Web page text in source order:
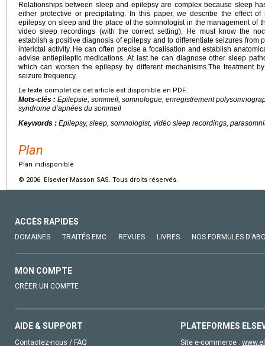
Relationships between sleep and epilepsy are complex because sleep
either protective or precipitating. In this paper, we describe the effect
epilepsy on sleep and the place of the somnologist in the management of
video sleep recordings (with the correct setting). He must know the
establish a positive diagnosis of epilepsy and to differentiate seizures from
interictal activity. He can often precise a focalisation and establish
advise antiepileptic medications. At last he can diagnose other sleep
which can worsen the epilepsy by different mechanisms.The treatment
seizure frequency.
Le texte complet de cet article est disponible en PDF.
Mots-clés : Epilepsie, sommeil, somnologue, enregistrement
syndrome d’apnées du sommeil
Keywords : Epilepsy, sleep, somnologist, vidéo sleep recordings,
Plan
Plan indisponible
© 2006 Elsevier Masson SAS. Tous droits réservés.
ACCÈS RAPIDES
DOMAINES TRAITÉS EMC REVUES LIVRES NOS FORMULES
MON COMPTE
CRÉER UN COMPTE
AIDE & SUPPORT
Contactez-nous / FAQ
PLATEFORMES
Site e-commerce :